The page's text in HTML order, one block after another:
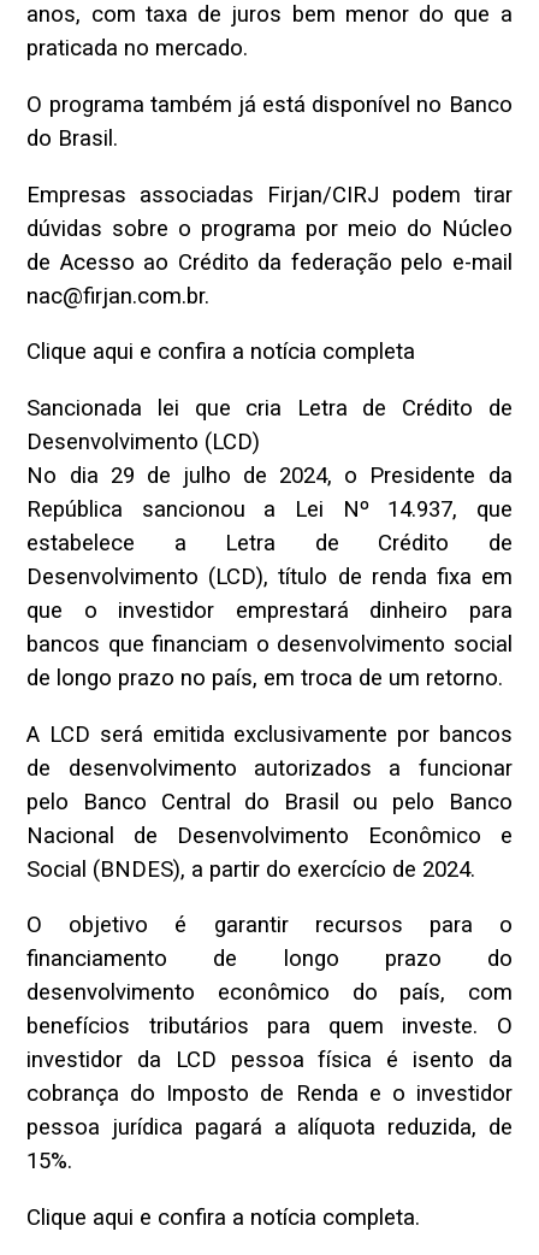
anos, com taxa de juros bem menor do que a
praticada no mercado.
O programa também já está disponível no Banco
do Brasil.
Empresas associadas Firjan/CIRJ podem tirar
dúvidas sobre o programa por meio do Núcleo
de Acesso ao Crédito da federação pelo e-mail
nac@firjan.com.br.
Clique aqui e confira a notícia completa
Sancionada lei que cria Letra de Crédito de
Desenvolvimento (LCD)
No dia 29 de julho de 2024, o Presidente da
República sancionou a Lei Nº 14.937, que
estabelece a Letra de Crédito de
Desenvolvimento (LCD), título de renda fixa em
que o investidor emprestará dinheiro para
bancos que financiam o desenvolvimento social
de longo prazo no país, em troca de um retorno.
A LCD será emitida exclusivamente por bancos
de desenvolvimento autorizados a funcionar
pelo Banco Central do Brasil ou pelo Banco
Nacional de Desenvolvimento Econômico e
Social (BNDES), a partir do exercício de 2024.
O objetivo é garantir recursos para o
financiamento de longo prazo do
desenvolvimento econômico do país, com
benefícios tributários para quem investe. O
investidor da LCD pessoa física é isento da
cobrança do Imposto de Renda e o investidor
pessoa jurídica pagará a alíquota reduzida, de
15%.
Clique aqui e confira a notícia completa.